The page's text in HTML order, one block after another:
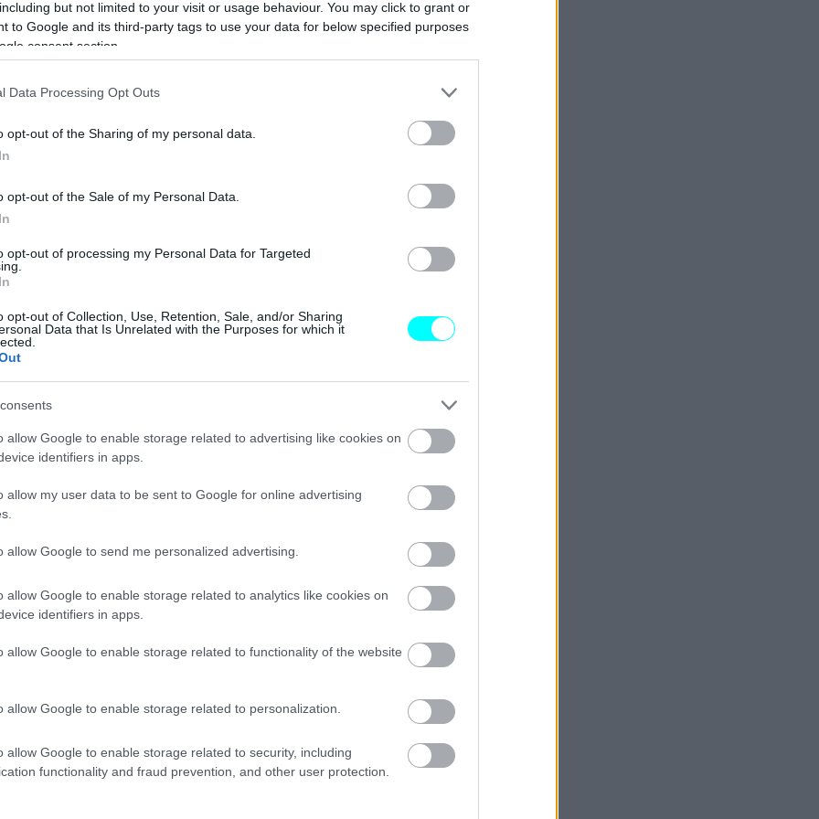
but not limited to your visit or usage behaviour. You may click to grant or
to Google and its third-party tags to use your data for below specified purposes
consent section.
Data Processing Opt Outs
opt-out of the Sharing of my personal data.
opt-out of the Sale of my Personal Data.
opt-out of processing my Personal Data for Targeted
opt-out of Collection, Use, Retention, Sale, and/or Sharing
Data that Is Unrelated with the Purposes for which it
allow Google to enable storage related to advertising like cookies on
identifiers in apps.
allow my user data to be sent to Google for online advertising
allow Google to send me personalized advertising.
allow Google to enable storage related to analytics like cookies on
identifiers in apps.
allow Google to enable storage related to functionality of the website
allow Google to enable storage related to personalization.
allow Google to enable storage related to security, including
functionality and fraud prevention, and other user protection.
μαζί μας
CAR & MOTOR TEAM
Γιατί θα
αυτοκίνητα στα
υποχρεωτικός
ΝΕΑ
αξεσουάρ που
αυτοκίνητα στο
ΚΤΕΟ -Το λάθος
πρόστιμο και
απόρριψη
Γαλλία: Ποια
κόβονται πιο
συχνά στο ΚΤΕΟ
επίσημα στοιχεία